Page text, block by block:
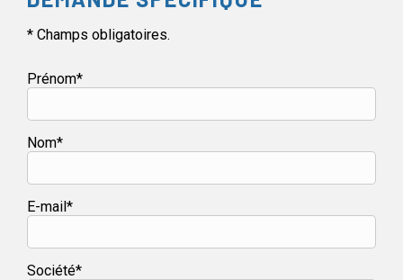
* Champs obligatoires.
Prénom*
Nom*
E-mail*
Société*